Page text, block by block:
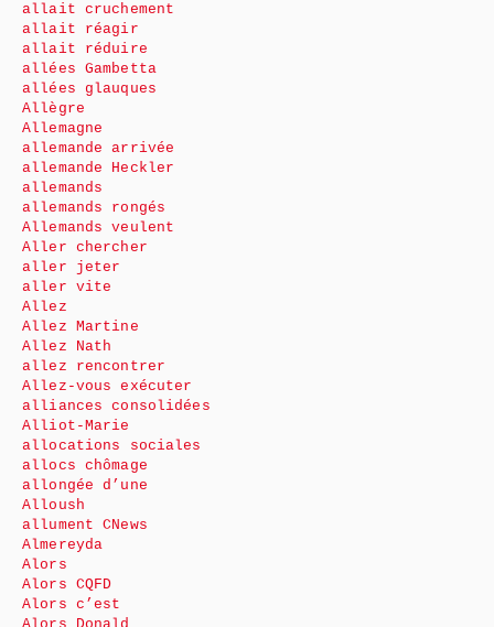
allait cruchement
allait réagir
allait réduire
allées Gambetta
allées glauques
Allègre
Allemagne
allemande arrivée
allemande Heckler
allemands
allemands rongés
Allemands veulent
Aller chercher
aller jeter
aller vite
Allez
Allez Martine
Allez Nath
allez rencontrer
Allez-vous exécuter
alliances consolidées
Alliot-Marie
allocations sociales
allocs chômage
allongée d’une
Alloush
allument CNews
Almereyda
Alors
Alors CQFD
Alors c’est